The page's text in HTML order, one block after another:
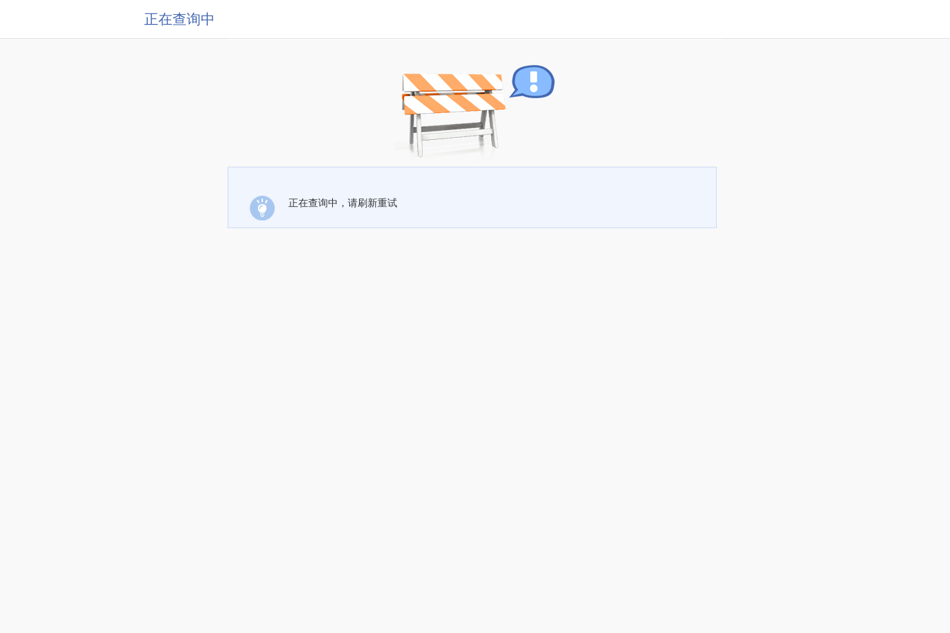
正在查询中
正在查询中，请刷新重试